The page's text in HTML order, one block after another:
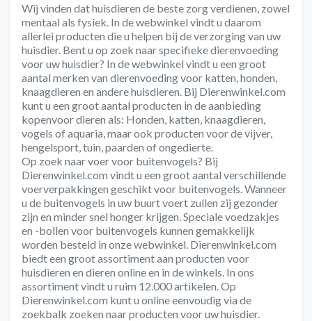
Wij vinden dat huisdieren de beste zorg verdienen, zowel
mentaal als fysiek. In de webwinkel vindt u daarom
allerlei producten die u helpen bij de verzorging van uw
huisdier. Bent u op zoek naar specifieke dierenvoeding
voor uw huisdier? In de webwinkel vindt u een groot
aantal merken van dierenvoeding voor katten, honden,
knaagdieren en andere huisdieren. Bij Dierenwinkel.com
kunt u een groot aantal producten in de aanbieding
kopenvoor dieren als: Honden, katten, knaagdieren,
vogels of aquaria, maar ook producten voor de vijver,
hengelsport, tuin, paarden of ongedierte.
Op zoek naar voer voor buitenvogels? Bij
Dierenwinkel.com vindt u een groot aantal verschillende
voerverpakkingen geschikt voor buitenvogels. Wanneer
u de buitenvogels in uw buurt voert zullen zij gezonder
zijn en minder snel honger krijgen. Speciale voedzakjes
en -bollen voor buitenvogels kunnen gemakkelijk
worden besteld in onze webwinkel. Dierenwinkel.com
biedt een groot assortiment aan producten voor
huisdieren en dieren online en in de winkels. In ons
assortiment vindt u ruim 12.000 artikelen. Op
Dierenwinkel.com kunt u online eenvoudig via de
zoekbalk zoeken naar producten voor uw huisdier.